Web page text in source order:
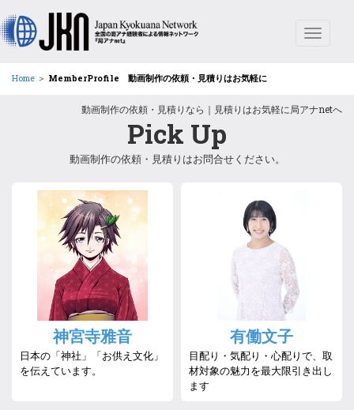
Toggle
Home ＞ MemberProfile 動画制作の依頼・見積りはお気軽に
動画制作の依頼・見積りなら｜見積りはお気軽に局アナnetへ
Pick Up
動画制作の依頼・ 見積り はお問合せください。
神宮寺雅音
日本の「神社」「お供え文化」
を伝えています。
有働文子
目配り・気配り・心配りで、取
材対象の魅力を最大限引き出し
ます